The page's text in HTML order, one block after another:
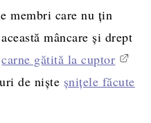
membri care nu țin
mâncare și drept
carne gătită la cuptor
de niște șnițele făcute